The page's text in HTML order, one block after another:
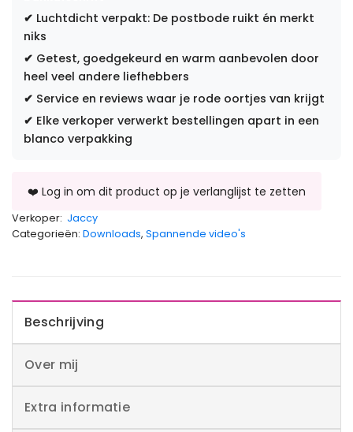
✔ Luchtdicht verpakt: De postbode ruikt én merkt
niks
✔ Getest, goedgekeurd en warm aanbevolen door
heel veel andere liefhebbers
✔ Service en reviews waar je rode oortjes van krijgt
✔ Elke verkoper verwerkt bestellingen apart in een
blanco verpakking
Verkoper: Jaccy
Categorieën: Downloads, Spannende video's
Beschrijving
Over mij
Extra informatie